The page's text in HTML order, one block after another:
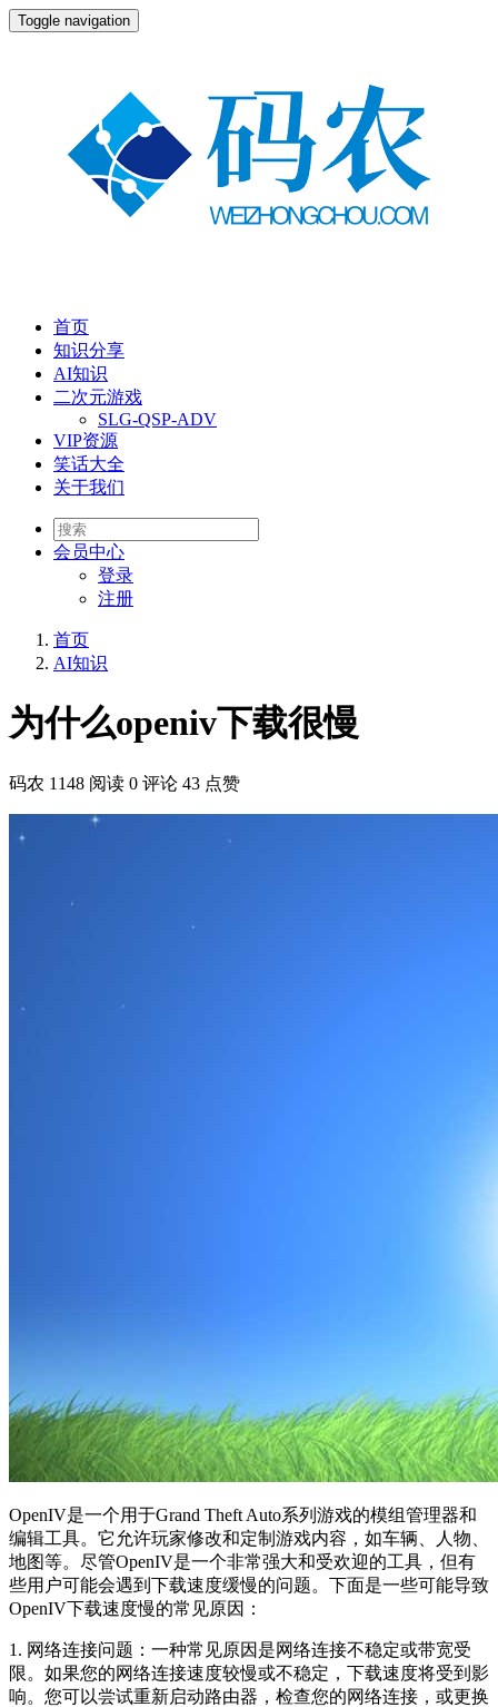
Toggle navigation
首页
知识分享
AI知识
二次元游戏
SLG-QSP-ADV
VIP资源
笑话大全
关于我们
会员中心
登录
注册
首页
AI知识
为什么openiv下载很慢
码农 1148 阅读 0 评论 43 点赞
OpenIV是一个用于Grand Theft Auto系列游戏的模组管理器和
编辑工具。它允许玩家修改和定制游戏内容，如车辆、人物、
地图等。尽管OpenIV是一个非常强大和受欢迎的工具，但有
些用户可能会遇到下载速度缓慢的问题。下面是一些可能导致
OpenIV下载速度慢的常见原因：
1. 网络连接问题：一种常见原因是网络连接不稳定或带宽受
限。如果您的网络连接速度较慢或不稳定，下载速度将受到影
响。您可以尝试重新启动路由器，检查您的网络连接，或更换